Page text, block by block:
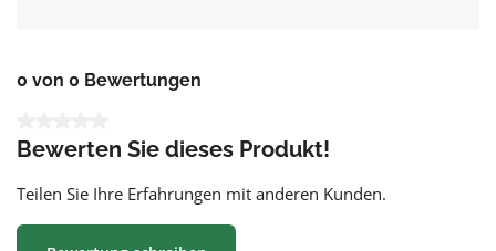
0 von 0 Bewertungen
Bewerten Sie dieses Produkt!
Teilen Sie Ihre Erfahrungen mit anderen Kunden.